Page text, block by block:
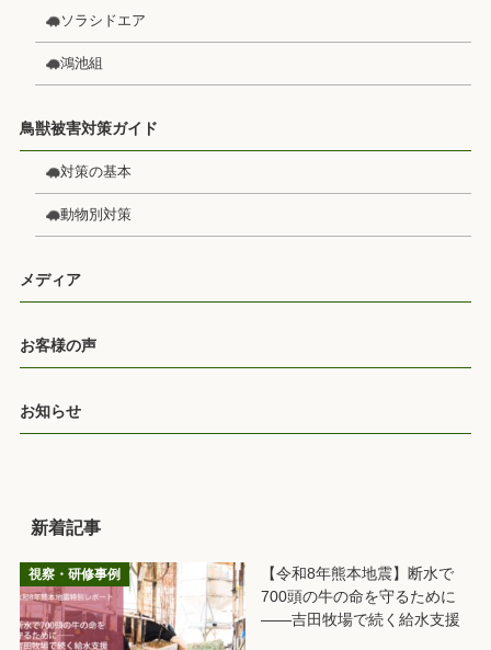
ソラシドエア
鴻池組
鳥獣被害対策ガイド
対策の基本
動物別対策
メディア
お客様の声
お知らせ
新着記事
視察・研修事例
【令和8年熊本地震】断水で
700頭の牛の命を守るために
――吉田牧場で続く給水支援